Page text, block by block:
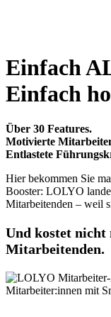
Einfach
Einfach
Über 30 Features.
Motivierte
Entlastete
Hier bekommen Sie
Booster: LOLYO
Mitarbeitenden – weil
Und kostet nicht
Mitarbeitenden.